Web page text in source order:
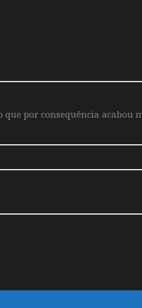
por consequência acabou